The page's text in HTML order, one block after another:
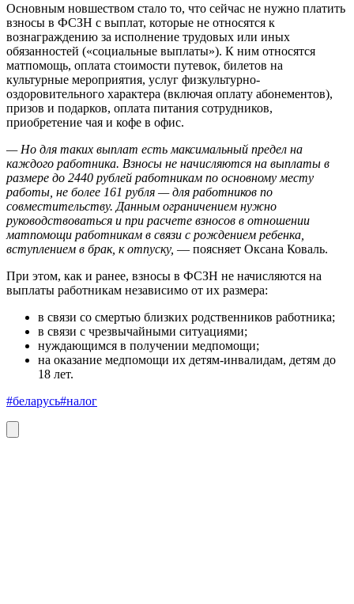
Основным новшеством стало то, что сейчас не нужно платить
взносы в ФСЗН с выплат, которые не относятся к
вознаграждению за исполнение трудовых или иных
обязанностей («социальные выплаты»). К ним относятся
матпомощь, оплата стоимости путевок, билетов на
культурные мероприятия, услуг физкультурно-
оздоровительного характера (включая оплату абонементов),
призов и подарков, оплата питания сотрудников,
приобретение чая и кофе в офис.
— Но для таких выплат есть максимальный предел на
каждого работника. Взносы не начисляются на выплаты в
размере до 2440 рублей работникам по основному месту
работы, не более 161 рубля — для работников по
совместительству. Данным ограничением нужно
руководствоваться и при расчете взносов в отношении
матпомощи работникам в связи с рождением ребенка,
вступлением в брак, к отпуску, — поясняет Оксана Коваль.
При этом, как и ранее, взносы в ФСЗН не начисляются на
выплаты работникам независимо от их размера:
в связи со смертью близких родственников работника;
в связи с чрезвычайными ситуациями;
нуждающимся в получении медпомощи;
на оказание медпомощи их детям-инвалидам, детям до
18 лет.
#беларусь#налог